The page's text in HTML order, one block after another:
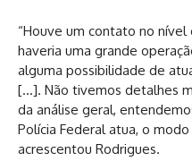
“Houve um contato no
haveria uma grande
alguma possibilidade de
[…]. Não tivemos detalhes
da análise geral,
Polícia Federal atua, o
acrescentou Rodrigues.